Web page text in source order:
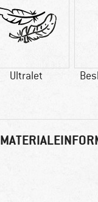
Ultralet